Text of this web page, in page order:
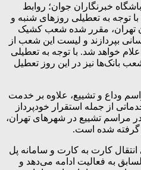
خبرنگاران جوان؛ روابط
توجه به تعطیلی روز‌های شنبه و
در استان تهران، مقرر شده شعب کشیک
بپردازند و لیست این شعب از
خواهد شد. با توجه به تعطیلی
بانک‌ها نیز در این روز تعطیل
وداع و تشییع، علاوه بر خدمت
از جمله استقرار خودپرداز
مراسم تشییع در شهر‌های تهران،
گرفته شده است.
کارت به کارت و سامانه پل
به فعالیت ادامه می‌دهد و